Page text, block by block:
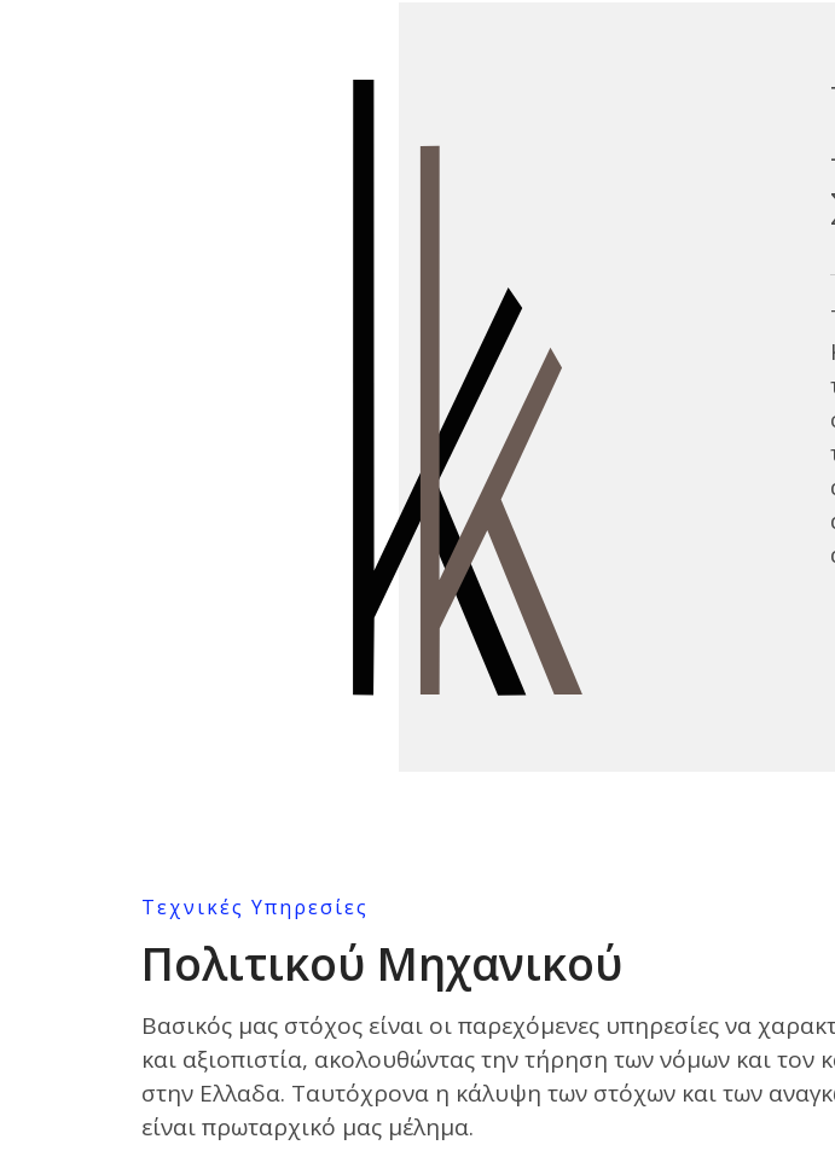
Τεχνικές Υπηρεσίες
Πολιτικού Μηχανικού
Βασικός μας στόχος είναι οι παρεχόμενες υπηρεσίες να
και αξιοπιστία, ακολουθώντας την τήρηση των νόμων και τον
στην Ελλαδα. Ταυτόχρονα η κάλυψη των στόχων και των
είναι πρωταρχικό μας μέλημα.